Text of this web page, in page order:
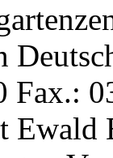
Fax.:
Ewald